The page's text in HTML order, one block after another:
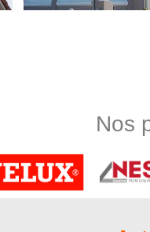
fournirons alors nos
sur tous les revêtements
que nos ouvrages sont de
Nos